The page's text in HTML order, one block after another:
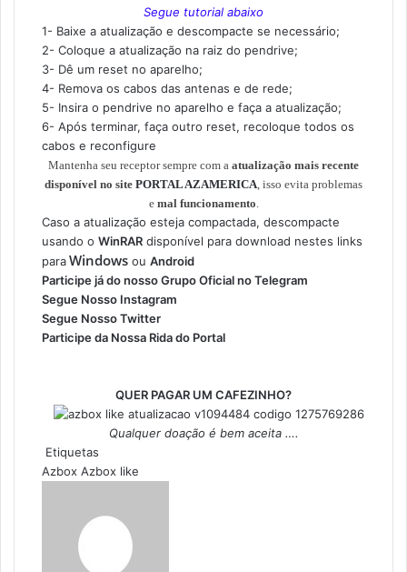
Segue tutorial abaixo
1- Baixe a atualização e descompacte se necessário;
2- Coloque a atualização na raiz do pendrive;
3- Dê um reset no aparelho;
4- Remova os cabos das antenas e de rede;
5- Insira o pendrive no aparelho e faça a atualização;
6- Após terminar, faça outro reset, recoloque todos os
cabos e reconfigure
Mantenha seu receptor sempre com a atualização mais recente
disponível no site PORTAL AZAMERICA, isso evita problemas
e mal funcionamento.
Caso a atualização esteja compactada, descompacte
usando o WinRAR disponível para download nestes links
paraWindows ou Android
Participe já do nossoGrupo Oficial no Telegram
Segue Nosso Instagram
Segue Nosso Twitter
Participe da Nossa Rida do Portal
QUER PAGAR UM CAFEZINHO?
Qualquer doação é bem aceita ….
Etiquetas
Azbox Azbox like